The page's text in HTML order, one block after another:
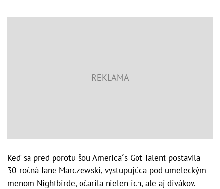
Keď sa pred porotu šou America´s Got Talent postavila
30-ročná Jane Marczewski, vystupujúca pod umeleckým
menom Nightbirde, očarila nielen ich, ale aj divákov.